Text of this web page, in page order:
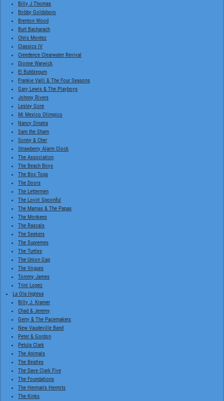
Billy J Thomas
Bobby Goldsboro
Brenton Wood
Burt Bacharach
Chris Montez
Classics IV
Creedence Clearwater Revival
Dionne Warwick
El Bubblegum
Frankie Valli & The Four Seasons
Gary Lewis & The Playboys
Johnny Rivers
Lesley Gore
Mi Mexico Olimpico
Nancy Sinatra
Sam the Sham
Sonny & Cher
Strawberry Alarm Clock
The Association
The Beach Boys
The Box Tops
The Doors
The Lettermen
The Lovin' Spoonful
The Mamas & The Papas
The Monkees
The Rascals
The Seekers
The Supremes
The Turtles
The Union Gap
The Vogues
Tommy James
Trini Lopez
La Ola Inglesa
Billy J. Kramer
Chad & Jeremy
Gerry & The Pacemakers
New Vaudeville Band
Peter & Gordon
Petula Clark
The Animals
The Beatles
The Dave Clark Five
The Foundations
The Herman's Hermits
The Kinks